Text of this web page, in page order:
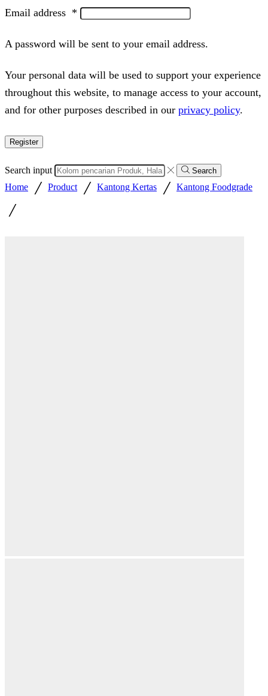
Email address *
A password will be sent to your email address.
Your personal data will be used to support your experience
throughout this website, to manage access to your account,
and for other purposes described in our privacy policy.
Register
Search input Search
Home / Product / Kantong Kertas / Kantong Foodgrade
/